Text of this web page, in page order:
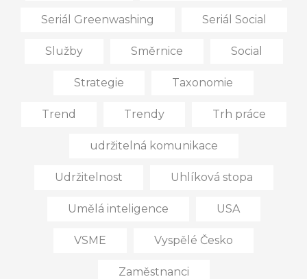
Seriál Greenwashing Seriál Social
Služby Směrnice Social
Strategie Taxonomie
Trend Trendy Trh práce
udržitelná komunikace
Udržitelnost Uhlíková stopa
Umělá inteligence USA
VSME Vyspělé Česko
Zaměstnanci